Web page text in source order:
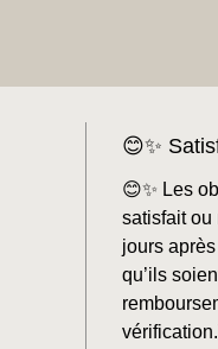
😊✨
😊✨ Les
satisfait ou
jours
qu’ils